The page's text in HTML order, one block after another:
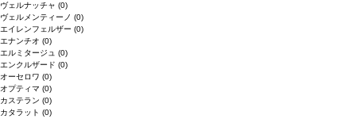
ヴェルナッチャ (0)
ヴェルメンティーノ (0)
エイレンフェルザー (0)
エナンチオ (0)
エルミタージュ (0)
エンクルザード (0)
オーセロワ (0)
オプティマ (0)
カステラン (0)
カタラット (0)